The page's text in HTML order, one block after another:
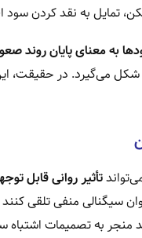
تمایل به نقد کردن سود
به معنای پایان روند
می‌گیرد. در حقیقت،
تأثیر روانی قابل
سیگنالی منفی تلقی
منجر به تصمیمات اشتباه